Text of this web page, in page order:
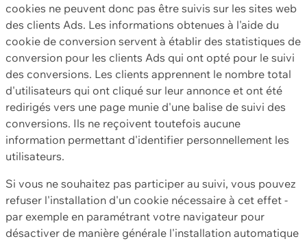
cookies ne peuvent donc pas être suivis sur les sites web
des clients Ads. Les informations obtenues à l'aide du
cookie de conversion servent à établir des statistiques de
conversion pour les clients Ads qui ont opté pour le suivi
des conversions. Les clients apprennent le nombre total
d'utilisateurs qui ont cliqué sur leur annonce et ont été
redirigés vers une page munie d'une balise de suivi des
conversions. Ils ne reçoivent toutefois aucune
information permettant d'identifier personnellement les
utilisateurs.
Si vous ne souhaitez pas participer au suivi, vous pouvez
refuser l'installation d'un cookie nécessaire à cet effet -
par exemple en paramétrant votre navigateur pour
désactiver de manière générale l'installation automatique